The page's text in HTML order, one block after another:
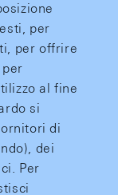
per
per offrire
al fine
si
di
dei
Per